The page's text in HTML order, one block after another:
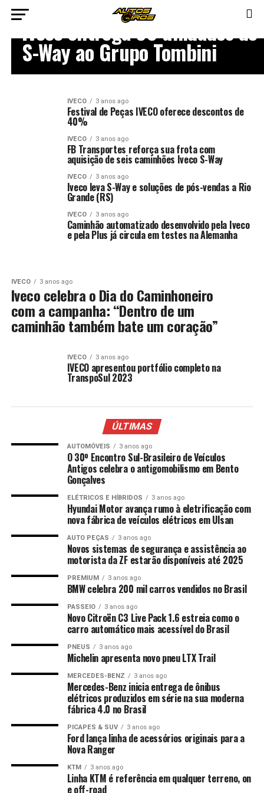
Iveco entrega 50 unidades do
S-Way ao Grupo Tombini
IVECO 3 anos ago
Festival de Peças IVECO oferece descontos de
40%
IVECO 3 anos ago
FB Transportes reforça sua frota com
aquisição de seis caminhões Iveco S-Way
IVECO 3 anos ago
Iveco leva S-Way e soluções de pós-vendas a Rio
Grande (RS)
IVECO 3 anos ago
Caminhão automatizado desenvolvido pela Iveco
e pela Plus já circula em testes na Alemanha
IVECO 3 anos ago
Iveco celebra o Dia do Caminhoneiro
com a campanha: “Dentro de um
caminhão também bate um coração”
IVECO 3 anos ago
IVECO apresentou portfólio completo na
TranspoSul 2023
ÚLTIMAS
AUTOMÓVEIS 3 anos ago
O 30º Encontro Sul-Brasileiro de Veículos
Antigos celebra o antigomobilismo em Bento
Gonçalves
ELÉTRICOS E HÍBRIDOS 3 anos ago
Hyundai Motor avança rumo à eletrificação com
nova fábrica de veículos elétricos em Ulsan
AUTO PEÇAS 3 anos ago
Novos sistemas de segurança e assistência ao
motorista da ZF estarão disponíveis até 2025
PREMIUM 3 anos ago
BMW celebra 200 mil carros vendidos no Brasil
PASSEIO 3 anos ago
Novo Citroën C3 Live Pack 1.6 estreia como o
carro automático mais acessível do Brasil
PNEUS 3 anos ago
Michelin apresenta novo pneu LTX Trail
MERCEDES-BENZ 3 anos ago
Mercedes-Benz inicia entrega de ônibus
elétricos produzidos em série na sua moderna
fábrica 4.0 no Brasil
PICAPES & SUV 3 anos ago
Ford lança linha de acessórios originais para a
Nova Ranger
KTM 3 anos ago
Linha KTM é referência em qualquer terreno, on
e off-road